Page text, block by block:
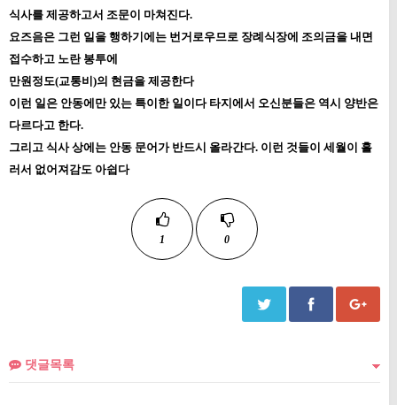
식사를 제공하고서 조문이 마쳐진다.
요즈음은 그런 일을 행하기에는 번거로우므로 장례식장에 조의금을 내면
접수하고 노란 봉투에
만원정도(교통비)의 현금을 제공한다
이런 일은 안동에만 있는 특이한 일이다 타지에서 오신분들은 역시 양반은
다르다고 한다.
그리고 식사 상에는 안동 문어가 반드시 올라간다. 이런 것들이 세월이 흘
러서 없어져감도 아쉽다
1 0
댓글목록